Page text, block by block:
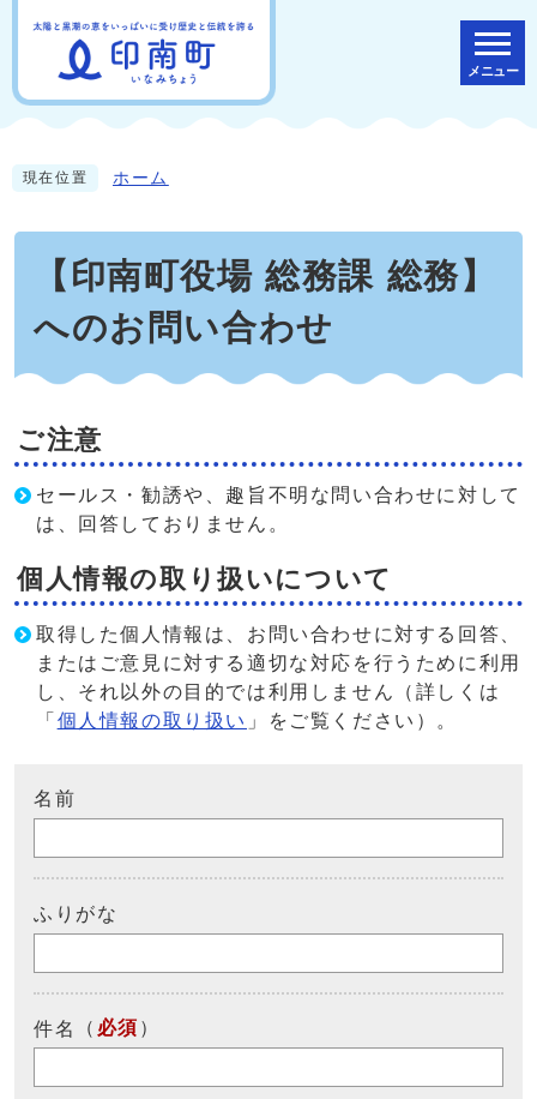
メニュー
現在位置 ホーム
【印南町役場 総務課 総務】
へのお問い合わせ
ご注意
セールス・勧誘や、趣旨不明な問い合わせに対して
は、回答しておりません。
個人情報の取り扱いについて
取得した個人情報は、お問い合わせに対する回答、
またはご意見に対する適切な対応を行うために利用
し、それ以外の目的では利用しません（詳しくは
「 個人情報の取り扱い 」をご覧ください）。
名前
ふりがな
件名 （ 必須 ）